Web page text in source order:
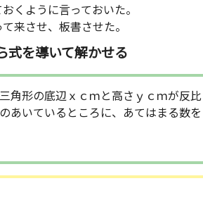
くように言っておいた。
来させ、板書させた。
式を導いて解かせる
角形の底辺ｘｃｍと高さｙｃｍが反比
あいているところに、あてはまる数を